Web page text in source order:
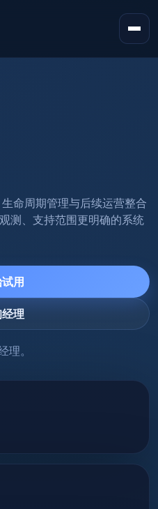
命周期管理与后续运营整合
测、支持范围更明确的系统
用
理
。